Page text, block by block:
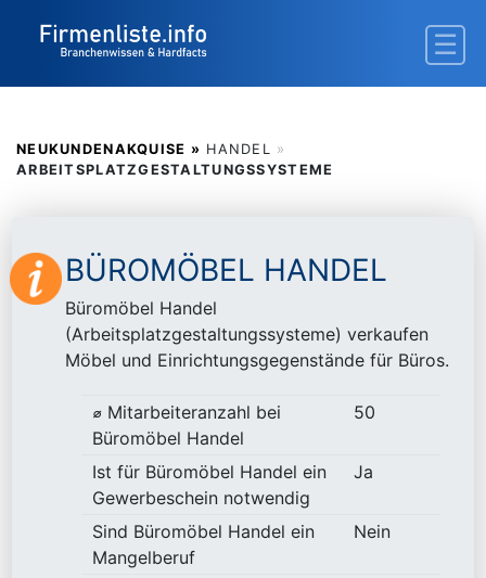
NEUKUNDENAKQUISE » HANDEL »
ARBEITSPLATZGESTALTUNGSSYSTEME
BÜROMÖBEL HANDEL
Büromöbel Handel
(Arbeitsplatzgestaltungssysteme) verkaufen
Möbel und Einrichtungsgegenstände für Büros.
⌀ Mitarbeiteranzahl bei
Büromöbel Handel
50
Ist für Büromöbel Handel ein
Gewerbeschein notwendig
Ja
Sind Büromöbel Handel ein
Mangelberuf
Nein